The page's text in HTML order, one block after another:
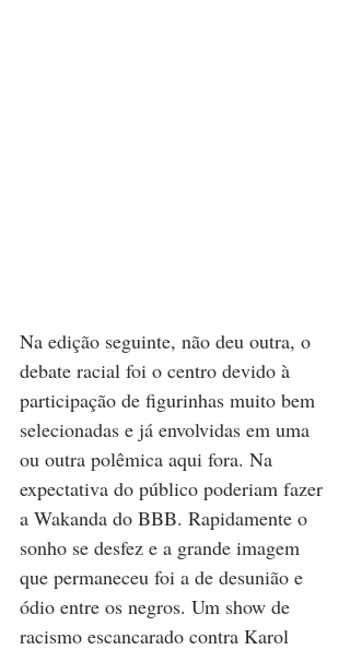
Na edição seguinte, não deu outra, o
debate racial foi o centro devido à
participação de figurinhas muito bem
selecionadas e já envolvidas em uma
ou outra polêmica aqui fora. Na
expectativa do público poderiam fazer
a Wakanda do BBB. Rapidamente o
sonho se desfez e a grande imagem
que permaneceu foi a de desunião e
ódio entre os negros. Um show de
racismo escancarado contra Karol